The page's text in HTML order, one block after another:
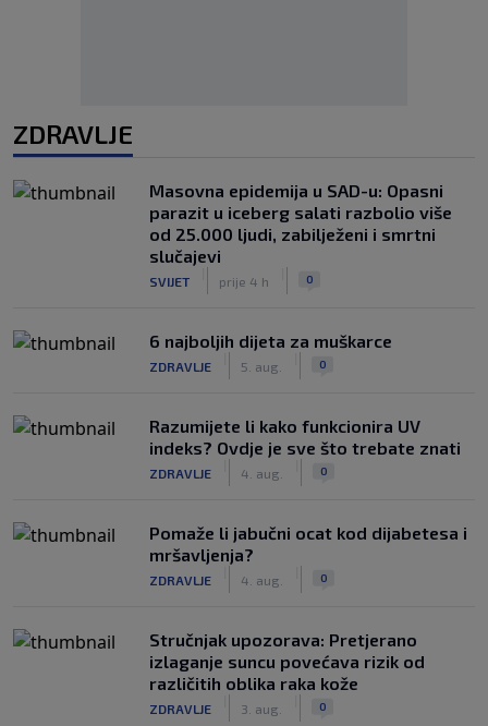
ZDRAVLJE
Masovna epidemija u SAD-u: Opasni
parazit u iceberg salati razbolio više
od 25.000 ljudi, zabilježeni i smrtni
slučajevi
SVIJET prije 4 h 0
6 najboljih dijeta za muškarce
ZDRAVLJE 5. aug. 0
Razumijete li kako funkcionira UV
indeks? Ovdje je sve što trebate znati
ZDRAVLJE 4. aug. 0
Pomaže li jabučni ocat kod dijabetesa i
mršavljenja?
ZDRAVLJE 4. aug. 0
Stručnjak upozorava: Pretjerano
izlaganje suncu povećava rizik od
različitih oblika raka kože
ZDRAVLJE 3. aug. 0